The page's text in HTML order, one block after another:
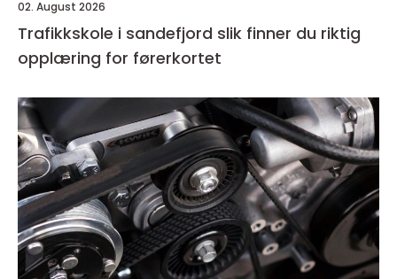
02. August 2026
Trafikkskole i sandefjord slik finner du riktig
opplæring for førerkortet